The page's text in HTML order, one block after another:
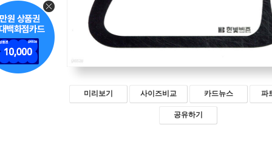
미리보기 사이즈비교 카드뉴스 파
공유하기